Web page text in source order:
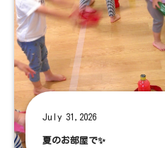
July 31,2026
夏のお部屋で✨